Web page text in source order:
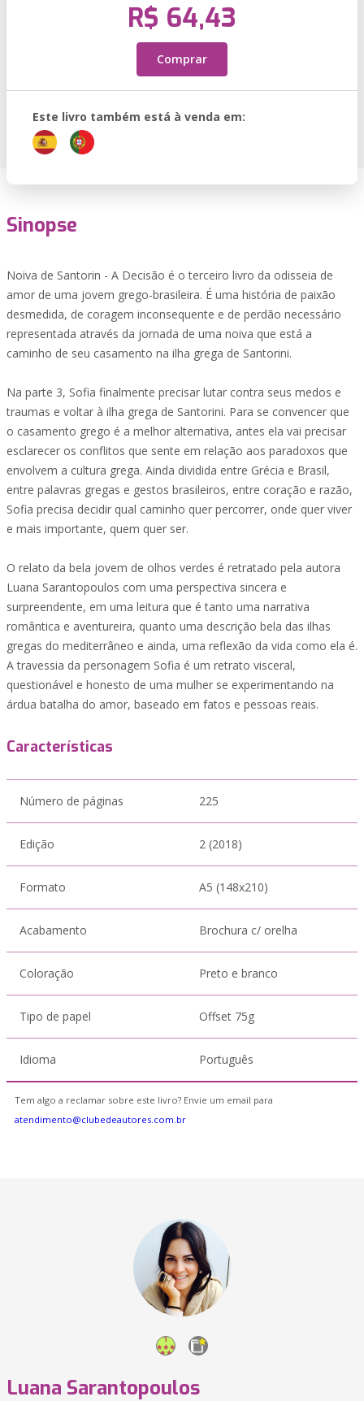
R$ 64,43
Comprar
Este livro também está à venda em:
Sinopse
Noiva de Santorin - A Decisão é o terceiro livro da odisseia de
amor de uma jovem grego-brasileira. É uma história de paixão
desmedida, de coragem inconsequente e de perdão necessário
representada através da jornada de uma noiva que está a
caminho de seu casamento na ilha grega de Santorini.
Na parte 3, Sofia finalmente precisar lutar contra seus medos e
traumas e voltar à ilha grega de Santorini. Para se convencer que
o casamento grego é a melhor alternativa, antes ela vai precisar
esclarecer os conflitos que sente em relação aos paradoxos que
envolvem a cultura grega. Ainda dividida entre Grécia e Brasil,
entre palavras gregas e gestos brasileiros, entre coração e razão,
Sofia precisa decidir qual caminho quer percorrer, onde quer viver
e mais importante, quem quer ser.
O relato da bela jovem de olhos verdes é retratado pela autora
Luana Sarantopoulos com uma perspectiva sincera e
surpreendente, em uma leitura que é tanto uma narrativa
romântica e aventureira, quanto uma descrição bela das ilhas
gregas do mediterrâneo e ainda, uma reflexão da vida como ela é.
A travessia da personagem Sofia é um retrato visceral,
questionável e honesto de uma mulher se experimentando na
árdua batalha do amor, baseado em fatos e pessoas reais.
Características
Número de páginas 225
Edição 2 (2018)
Formato A5 (148x210)
Acabamento Brochura c/ orelha
Coloração Preto e branco
Tipo de papel Offset 75g
Idioma Português
Tem algo a reclamar sobre este livro? Envie um email para
atendimento@clubedeautores.com.br
Luana Sarantopoulos